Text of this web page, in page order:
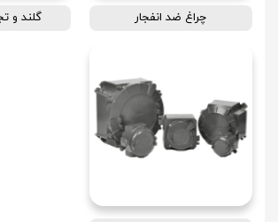
چراغ ضد انفجار گلند و